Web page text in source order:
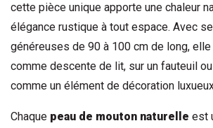
cette pièce unique apporte une chaleur
élégance rustique à tout espace. Avec
généreuses de 90 à 100 cm de long,
comme descente de lit, sur un fauteuil
comme un élément de décoration
Chaque peau de mouton naturelle est